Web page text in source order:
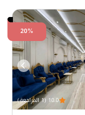
10.0 (1 المراجعة)
20%